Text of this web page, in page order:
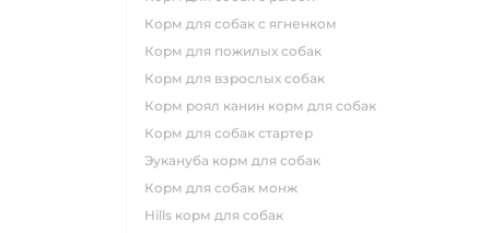
корм для собак с ягненком
корм для пожилых собак
корм для взрослых собак
корм роял канин корм для собак
корм для собак стартер
эукануба корм для собак
корм для собак монж
hills корм для собак